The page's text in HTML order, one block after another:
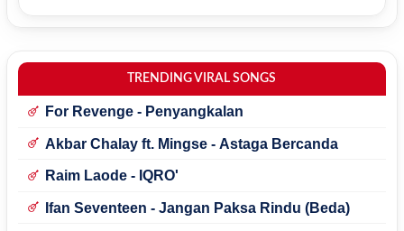
TRENDING VIRAL SONGS
For Revenge - Penyangkalan
Akbar Chalay ft. Mingse - Astaga Bercanda
Raim Laode - IQRO'
Ifan Seventeen - Jangan Paksa Rindu (Beda)